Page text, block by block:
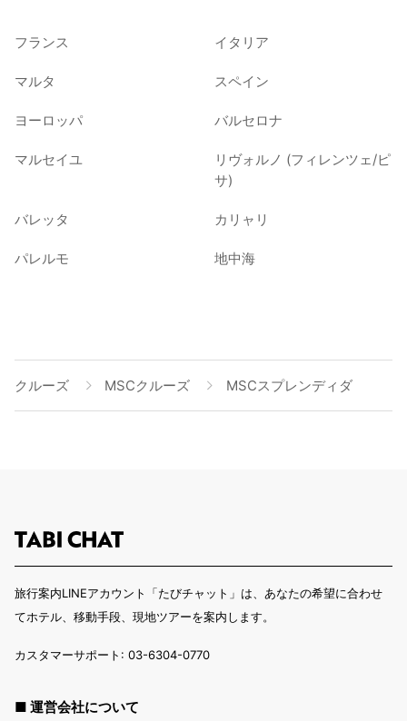
フランス イタリア
マルタ スペイン
ヨーロッパ バルセロナ
マルセイユ
リヴォルノ (フィレンツェ/ピ
サ)
バレッタ カリャリ
パレルモ 地中海
クルーズ MSCクルーズ MSCスプレンディダ
旅行案内LINEアカウント「たびチャット」は、あなたの希望に合わせ
てホテル、移動手段、現地ツアーを案内します。
カスタマーサポート: 03-6304-0770
■ 運営会社について